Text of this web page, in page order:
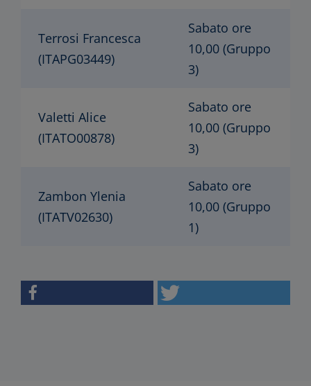
Terrosi Francesca
(ITAPG03449)
Sabato ore
10,00 (Gruppo
3)
Valetti Alice
(ITATO00878)
Sabato ore
10,00 (Gruppo
3)
Zambon Ylenia
(ITATV02630)
Sabato ore
10,00 (Gruppo
1)